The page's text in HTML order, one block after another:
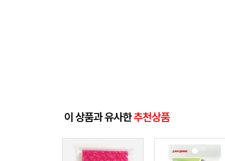
이 상품과 유사한추천상품